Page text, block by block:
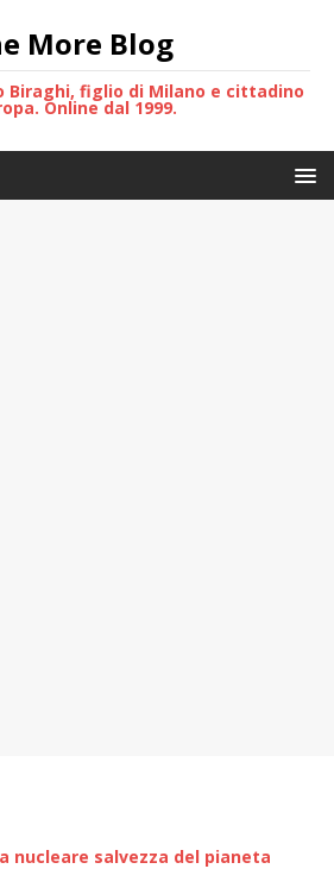
More Blog
Biraghi, figlio di Milano e cittadino
Online dal 1999.
nucleare salvezza del pianeta